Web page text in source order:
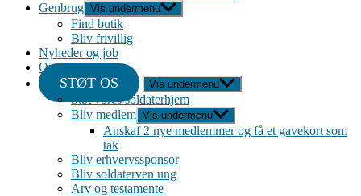
Genbrug Vis undermenu
Find butik
Bliv frivillig
Nyheder og job
Om
STØT OS Vis undermenu
Støt vores soldaterhjem
Bliv medlem Vis undermenu
Anskaf 2 nye medlemmer og få et gavekort som
tak
Bliv erhvervssponsor
Bliv soldaterven ung
Arv og testamente